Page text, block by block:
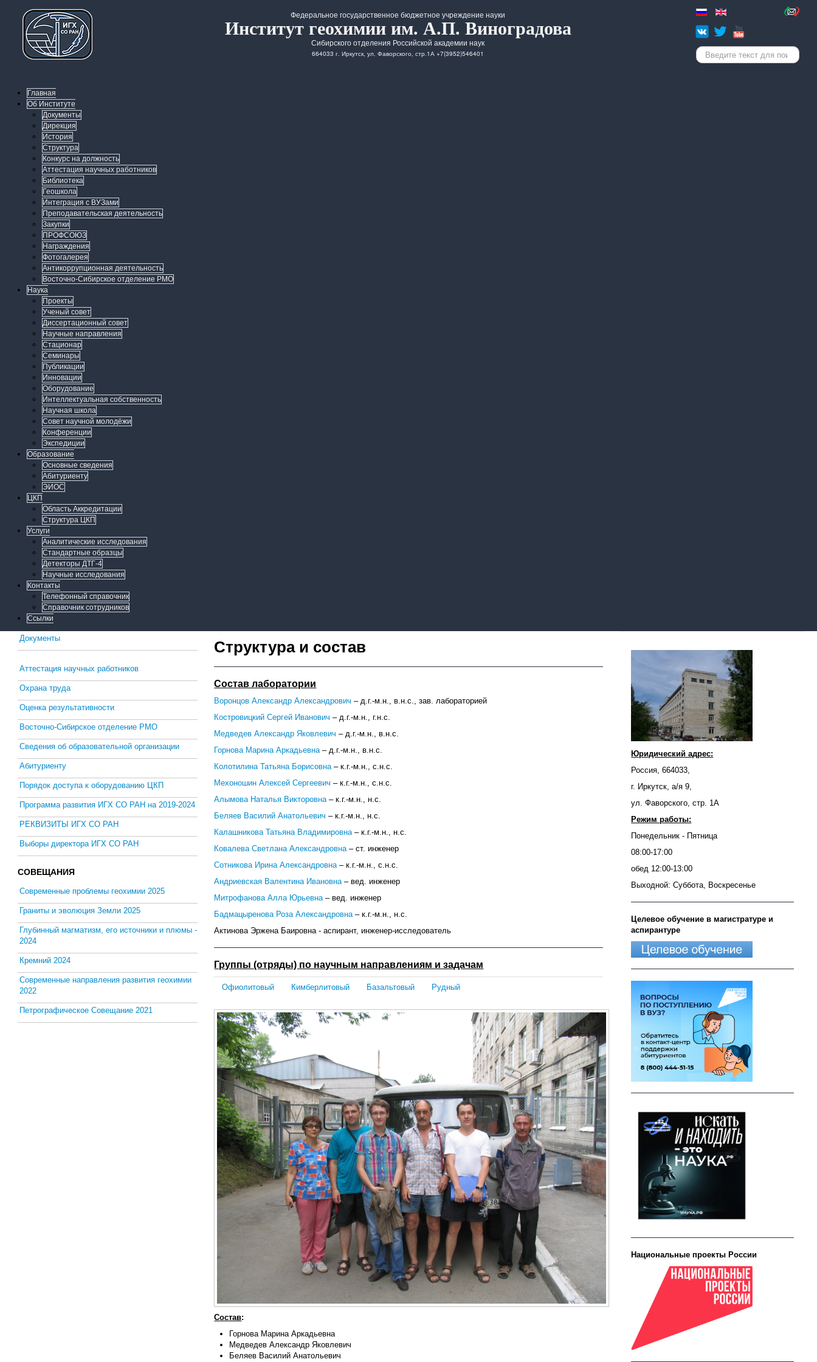
Федеральное государственное бюджетное учреждение науки
Институт геохимии им. А.П. Виноградова
Сибирского отделения Российской академии наук
664033 г. Иркутск, ул. Фаворского, стр.1А +7(3952)546401 Искать...
Главная
Об Институте
Документы
Дирекция
История
Структура
Конкурс на должность
Аттестация научных работников
Библиотека
Геошкола
Интеграция с ВУЗами
Преподавательская деятельность
Закупки
ПРОФСОЮЗ
Награждения
Фотогалерея
Антикоррупционная деятельность
Восточно-Сибирское отделение РМО
Наука
Проекты
Ученый совет
Диссертационный совет
Научные направления
Стационар
Семинары
Публикации
Инновации
Оборудование
Интеллектуальная собственность
Научная школа
Совет научной молодёжи
Конференции
Экспедиции
Образование
Основные сведения
Абитуриенту
ЭИОС
ЦКП
Область Аккредитации
Структура ЦКП
Услуги
Аналитические исследования
Стандартные образцы
Детекторы ДТГ-4
Научные исследования
Контакты
Телефонный справочник
Справочник сотрудников
Ссылки
Документы
Аттестация научных работников
Охрана труда
Оценка результативности
Восточно-Сибирское отделение РМО
Сведения об образовательной организации
Абитуриенту
Порядок доступа к оборудованию ЦКП
Программа развития ИГХ СО РАН на 2019-2024
РЕКВИЗИТЫ ИГХ СО РАН
Выборы директора ИГХ СО РАН
СОВЕЩАНИЯ
Современные проблемы геохимии 2025
Граниты и эволюция Земли 2025
Глубинный магматизм, его источники и плюмы -
2024
Кремний 2024
Современные направления развития геохимии
2022
Петрографическое Совещание 2021
Структура и состав
Состав лаборатории
Воронцов Александр Александрович – д.г.-м.н., в.н.с., зав. лабораторией
Костровицкий Сергей Иванович – д.г.-м.н., г.н.с.
Медведев Александр Яковлевич – д.г.-м.н., в.н.с.
Горнова Марина Аркадьевна– д.г.-м.н., в.н.с.
Колотилина Татьяна Борисовна – к.г.-м.н., с.н.с.
Мехоношин Алексей Сергеевич – к.г.-м.н., с.н.с.
Алымова Наталья Викторовна – к.г.-м.н., н.с.
Беляев Василий Анатольевич– к.г.-м.н., н.с.
Калашникова Татьяна Владимировна– к.г.-м.н., н.с.
Ковалева Светлана Александровна– ст. инженер
Сотникова Ирина Александровна – к.г.-м.н., с.н.с.
Андриевская Валентина Ивановна– вед. инженер
Митрофанова Алла Юрьевна– вед. инженер
Бадмацыренова Роза Александровна – к.г.-м.н., н.с.
Актинова Эржена Баировна - аспирант, инженер-исследователь
Группы (отряды) по научным направлениям и задачам
Офиолитовый Кимберлитовый Базальтовый Рудный
Состав:
Горнова Марина Аркадьевна
Медведев Александр Яковлевич
Беляев Василий Анатольевич
Юридический адрес:
Россия, 664033,
г. Иркутск, а/я 9,
ул. Фаворского, стр. 1А
Режим работы:
Понедельник - Пятница
08:00-17:00
обед 12:00-13:00
Выходной: Суббота, Воскресенье
Целевое обучение в магистратуре и
аспирантуре
Национальные проекты России